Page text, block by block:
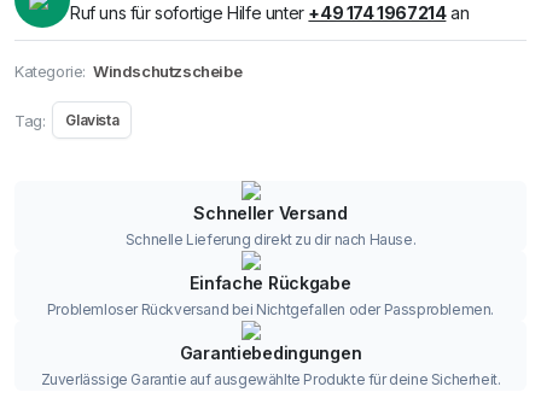
Ruf uns für sofortige Hilfe unter +49 174 1967214an
Kategorie: Windschutzscheibe
Tag: Glavista
Schneller Versand
Schnelle Lieferung direkt zu dir nach Hause.
Einfache Rückgabe
Problemloser Rückversand bei Nichtgefallen oder Passproblemen.
Garantiebedingungen
Zuverlässige Garantie auf ausgewählte Produkte für deine Sicherheit.